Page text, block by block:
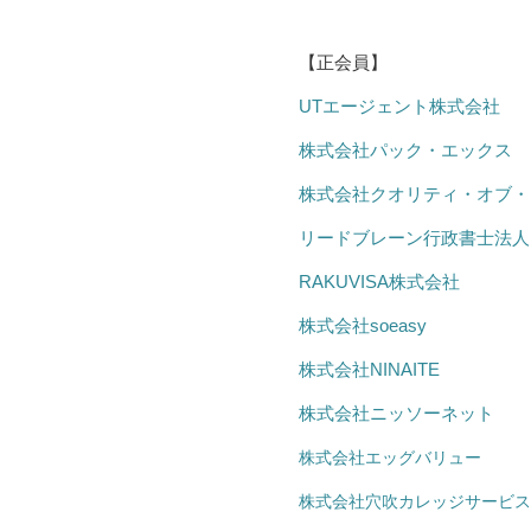
【正会員】
UTエージェント株式会社
株式会社パック・エックス
株式会社クオリティ・オブ
リードブレーン行政書士法人
RAKUVISA株式会社
株式会社soeasy
株式会社NINAITE
株式会社ニッソーネット
株式会社エッグバリュー
株式会社穴吹カレッジサービス